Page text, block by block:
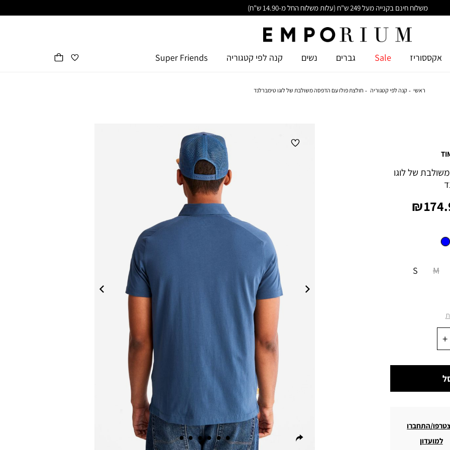
משלוח חינם בקנייה מעל 249 ש"ח (עלות משלוח החל מ-14.90 ש"ח)
אקססוריז Sale גברים נשים קנה לפי קטגוריה Super Friends
ראשי קנה לפי קטגוריה חולצת פולו עם הדפסה משולבת של לוגו טימברלנד
של לוגו
S M
התחברו
למועדון